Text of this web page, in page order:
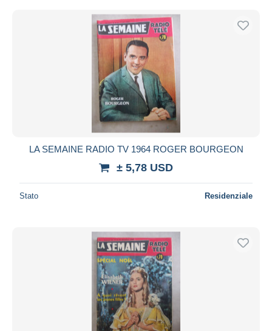
LA SEMAINE RADIO TV 1964 ROGER BOURGEON
± 5,78 USD
Stato Residenziale